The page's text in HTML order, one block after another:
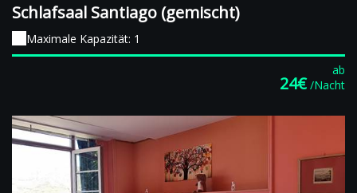
Schlafsaal Santiago (gemischt)
Maximale Kapazität: 1
ab
24€ /Nacht